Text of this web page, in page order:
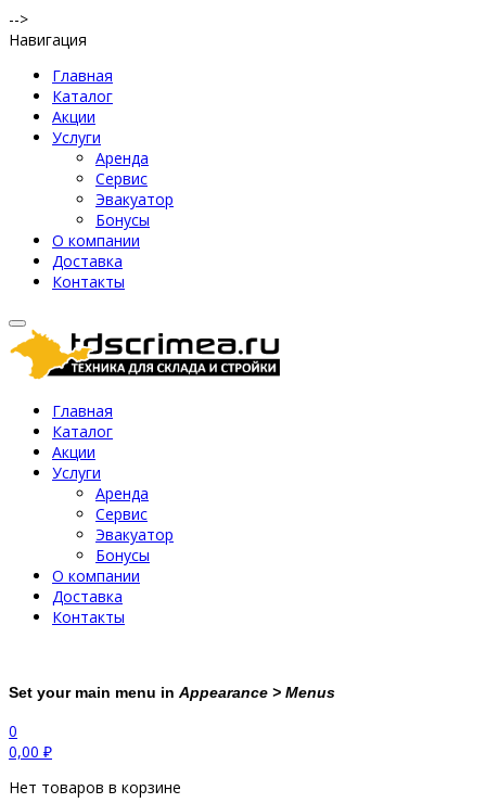
-->
Навигация
Главная
Каталог
Акции
Услуги
Аренда
Сервис
Эвакуатор
Бонусы
О компании
Доставка
Контакты
Главная
Каталог
Акции
Услуги
Аренда
Сервис
Эвакуатор
Бонусы
О компании
Доставка
Контакты
Set your main menu in Appearance > Menus
0
0,00 ₽
Нет товаров в корзине